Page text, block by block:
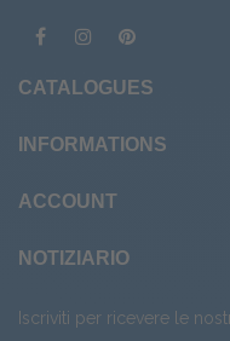
CATALOGUES
INFORMATIONS
ACCOUNT
NOTIZIARIO
Iscriviti per ricevere le